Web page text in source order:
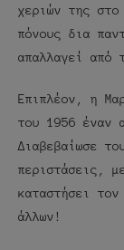
χεριών της
πόνους δια
απαλλαγεί από
Επιπλέον, η
του 1956 έναν
Διαβεβαίωσε
περιστάσεις,
καταστήσει
άλλων!